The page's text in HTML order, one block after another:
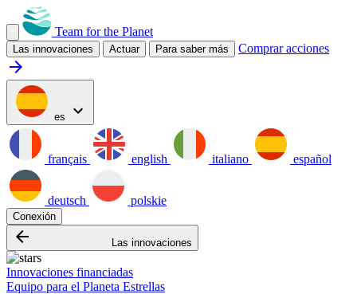
Team for the Planet
Las innovaciones Actuar Para saber más Comprar acciones
arrow_forward
es expand_more
français english italiano español
deutsch polskie
Conexión
arrow_backward Las innovaciones
Innovaciones financiadas
Equipo para el Planeta Estrellas